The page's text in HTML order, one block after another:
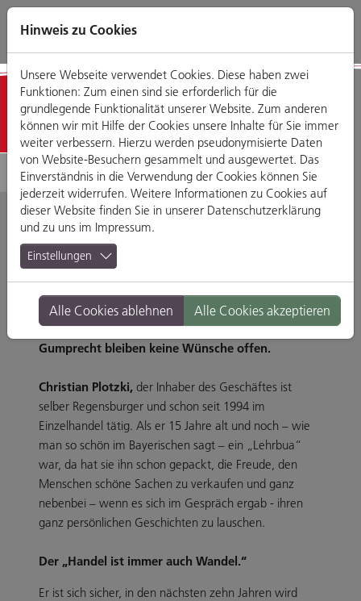
Direkt
zum
Zum
Hauptmenü
Zum
Footermenü
Zur
Website-
Detailansicht
GUMPRECHT
Lifestyleartikel, Wohnaccessoires, Schreibwaren,
Papier sowie ausgefallene Geschenkideen - bei
Gumprecht bleiben keine Wünsche offen.
Christian Plotzki, der Inhaber des Geschäftes ist
selber Regensburger und schon seit 1994 im
Einzelhandel tätig. Als er 15 Jahre alt und noch – wie
man so schön im Bayerischen sagt – ein „Lehrbua“
war, da hat sie ihn schon gepackt, die Freude, den
Menschen schöne Sachen zu verkaufen und ganz
nebenbei – wenn es sich im Gespräch ergab - ihren
ganz persönlichen Geschichten zu lauschen.
Der „Handel ist immer auch Wandel.“
Er ist sich sicher, in den nächsten zehn Jahren wird
Hinweis zu Cookies
Unsere Webseite verwendet Cookies. Diese haben zwei
Funktionen: Zum einen sind sie erforderlich für die
grundlegende Funktionalität unserer Website. Zum anderen
können wir mit Hilfe der Cookies unsere Inhalte für Sie immer
weiter verbessern. Hierzu werden pseudonymisierte Daten
von Website-Besuchern gesammelt und ausgewertet. Das
Einverständnis in die Verwendung der Cookies können Sie
jederzeit widerrufen. Weitere Informationen zu Cookies auf
dieser Website finden Sie in unserer Datenschutzerklärung
und zu uns im Impressum.
Einstellungen
Alle Cookies ablehnen Alle Cookies akzeptieren